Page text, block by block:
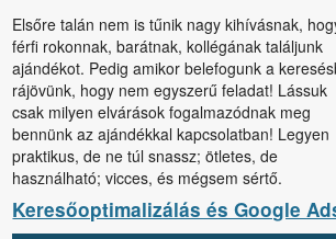
Elsőre talán nem is tűnik nagy kihívásnak,
férfi rokonnak, barátnak, kollégának találjunk
ajándékot. Pedig amikor belefogunk a
rájövünk, hogy nem egyszerű feladat! Lássuk
csak milyen elvárások fogalmazódnak meg
bennünk az ajándékkal kapcsolatban! Legyen
praktikus, de ne túl snassz; ötletes, de
használható; vicces, és mégsem sértő.
Keresőoptimalizálás és Google